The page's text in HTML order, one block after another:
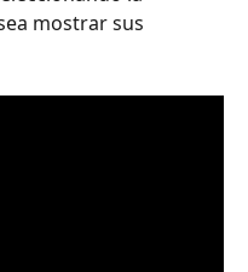
mostrar sus